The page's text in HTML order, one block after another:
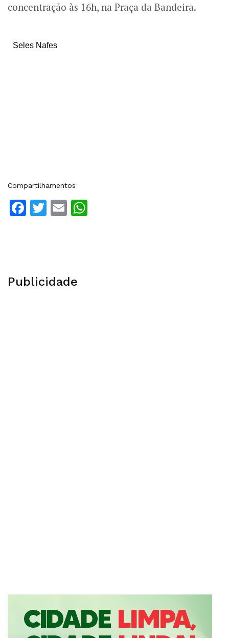
concentração às 16h, na Praça da Bandeira.
Seles Nafes
Compartilhamentos
Facebook
Twitter
Email
Publicidade